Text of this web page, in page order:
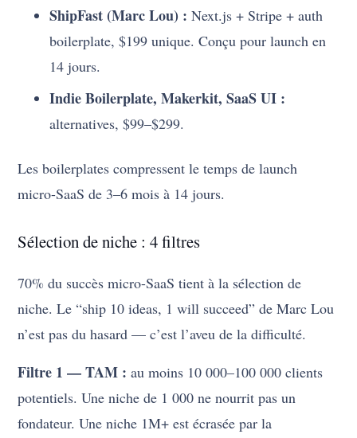
ShipFast (Marc Lou) : Next.js + Stripe + auth
boilerplate, $199 unique. Conçu pour launch en
14 jours.
Indie Boilerplate, Makerkit, SaaS UI :
alternatives, $99–$299.
Les boilerplates compressent le temps de launch
micro-SaaS de 3–6 mois à 14 jours.
Sélection de niche : 4 filtres
70% du succès micro-SaaS tient à la sélection de
niche. Le “ship 10 ideas, 1 will succeed” de Marc Lou
n’est pas du hasard — c’est l’aveu de la difficulté.
Filtre 1 — TAM : au moins 10 000–100 000 clients
potentiels. Une niche de 1 000 ne nourrit pas un
fondateur. Une niche 1M+ est écrasée par la